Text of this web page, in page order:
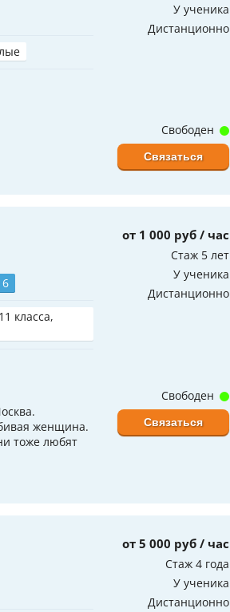
У ученика
Дистанционно
Свободен
Связаться
класса,
от 1 000 руб / час
Стаж 5 лет
У ученика
Дистанционно
женщина.
тоже любят
Свободен
Связаться
от 5 000 руб / час
Стаж 4 года
У ученика
Дистанционно